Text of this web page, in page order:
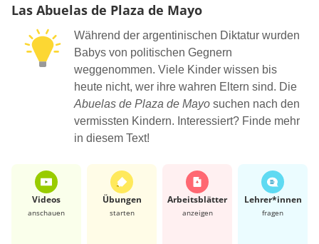
Las Abuelas de Plaza de Mayo
Während der argentinischen Diktatur wurden
Babys von politischen Gegnern
weggenommen. Viele Kinder wissen bis
heute nicht, wer ihre wahren Eltern sind. Die
Abuelas de Plaza de Mayo suchen nach den
vermissten Kindern. Interessiert? Finde mehr
in diesem Text!
Videos
anschauen
Übungen
starten
Arbeits­blätter
anzeigen
Lehrer*​innen
fragen